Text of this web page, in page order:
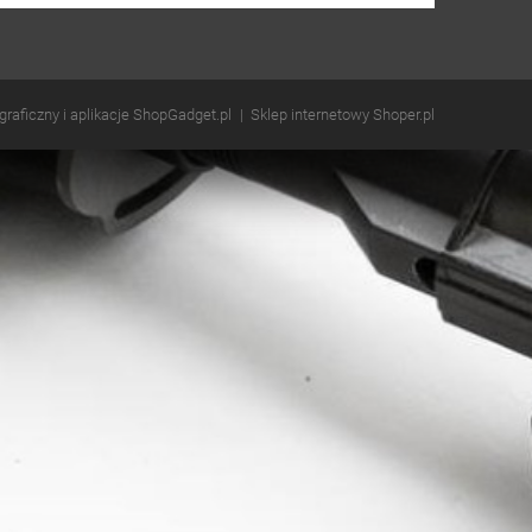
i aplikacje ShopGadget.pl Sklep internetowy Shoper.pl